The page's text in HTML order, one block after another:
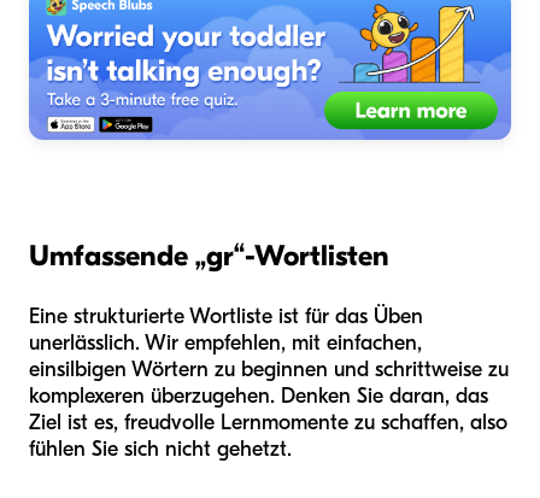
Umfassende „gr“-Wortlisten
Eine strukturierte Wortliste ist für das Üben
unerlässlich. Wir empfehlen, mit einfachen,
einsilbigen Wörtern zu beginnen und schrittweise zu
komplexeren überzugehen. Denken Sie daran, das
Ziel ist es, freudvolle Lernmomente zu schaffen, also
fühlen Sie sich nicht gehetzt.